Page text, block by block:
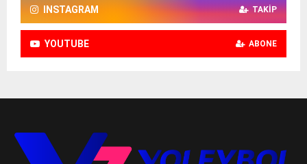
INSTAGRAM TAKIP
YOUTUBE ABONE